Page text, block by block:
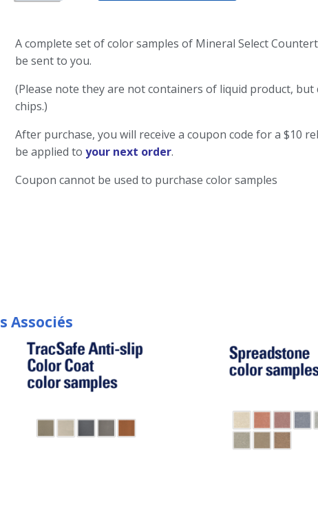
A complete set of color samples of Mineral Select
be sent to you.
(Please note they are not containers of liquid product, but
chips.)
After purchase, you will receive a coupon code for a $10
be applied to your next order.
Coupon cannot be used to purchase color samples
Associés